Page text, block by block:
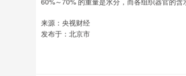
来源：央视财经
发布于：北京市